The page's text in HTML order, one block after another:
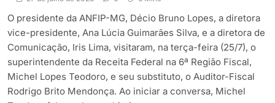
O presidente da ANFIP-MG, Décio Bruno Lopes, a diretora
vice-presidente, Ana Lúcia Guimarães Silva, e a diretora de
Comunicação, Iris Lima, visitaram, na terça-feira (25/7), o
superintendente da Receita Federal na 6ª Região Fiscal,
Michel Lopes Teodoro, e seu substituto, o Auditor-Fiscal
Rodrigo Brito Mendonça. Ao iniciar a conversa, Michel